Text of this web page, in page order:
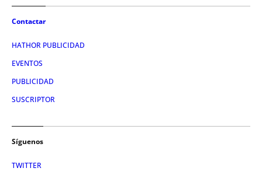
Contactar
HATHOR PUBLICIDAD
EVENTOS
PUBLICIDAD
SUSCRIPTOR
Síguenos
TWITTER